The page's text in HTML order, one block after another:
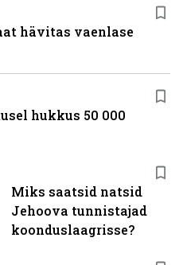
Miks saatsid natsid
Jehoova tunnistajad
koonduslaagrisse?
hävitas vaenlase
hukkus 50 000